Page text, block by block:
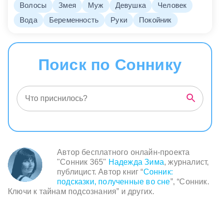
Волосы
Змея Муж Девушка
Человек
Вода
Беременность Руки Покойник
Поиск по Соннику
Автор бесплатного онлайн-проекта
"Сонник 365" Надежда Зима, журналист,
публицист. Автор книг “Сонник:
подсказки, полученные во сне”, “Сонник.
Ключи к тайнам подсознания” и других.